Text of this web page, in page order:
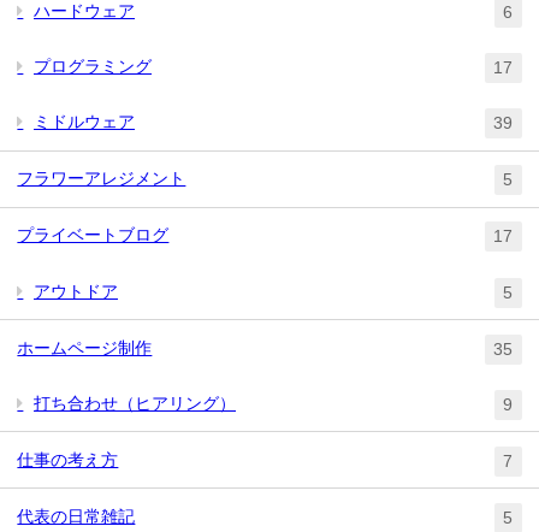
ハードウェア 6
プログラミング 17
ミドルウェア 39
フラワーアレジメント 5
プライベートブログ 17
アウトドア 5
ホームページ制作 35
打ち合わせ（ヒアリング） 9
仕事の考え方 7
代表の日常雑記 5